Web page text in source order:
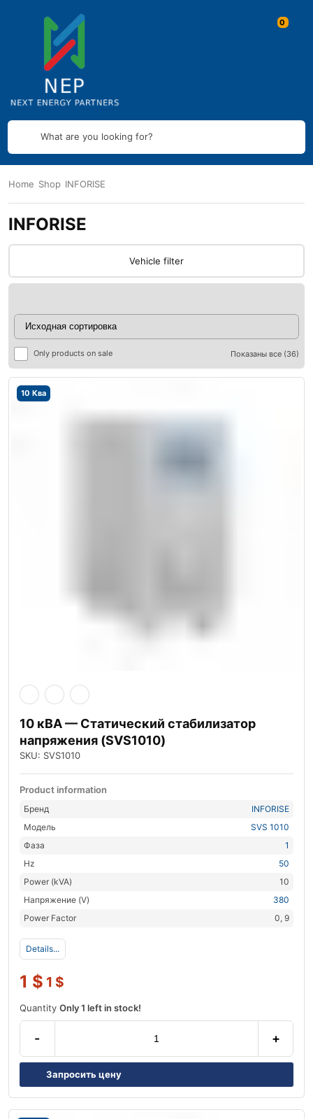
What are you looking for?
Home Shop INFORISE
INFORISE
Vehicle filter
Only products on sale Показаны все (36)
10 Ква
10 кВА — Статический стабилизатор
напряжения (SVS1010)
SKU: SVS1010
Product information
Бренд
INFORISE
Модель
SVS 1010
Фаза
1
Hz
50
Power (kVA)
10
Напряжение (V)
380
Power Factor
0, 9
Details...
1 $ 1 $
Quantity Only 1 left in stock!
- +
Запросить цену